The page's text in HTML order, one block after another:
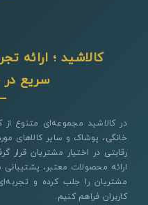
کالاشید ؛ ارائه
سریع در
در کالاشید مجموعه‌ای متنوع از
خانگی، پوشاک و سایر کالاهای
رقابتی در اختیار مشتریان
ارائه محصولات معتبر،
مشتریان را جلب کرده و
کاربران فراهم کنیم.